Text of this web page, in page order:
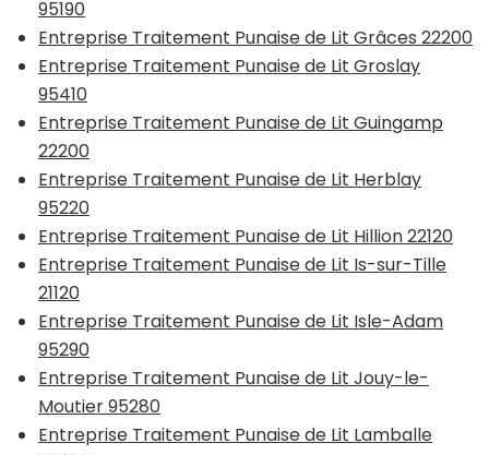
95190
Entreprise Traitement Punaise de Lit Grâces 22200
Entreprise Traitement Punaise de Lit Groslay
95410
Entreprise Traitement Punaise de Lit Guingamp
22200
Entreprise Traitement Punaise de Lit Herblay
95220
Entreprise Traitement Punaise de Lit Hillion 22120
Entreprise Traitement Punaise de Lit Is-sur-Tille
21120
Entreprise Traitement Punaise de Lit Isle-Adam
95290
Entreprise Traitement Punaise de Lit Jouy-le-
Moutier 95280
Entreprise Traitement Punaise de Lit Lamballe